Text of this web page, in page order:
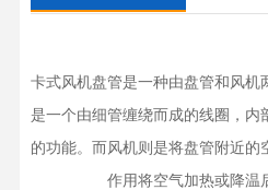
卡式风机盘管是一种由盘管和风机
是一个由细管缠绕而成的线圈，内
的功能。而风机则是将盘管附近的
作用将空气加热或降温